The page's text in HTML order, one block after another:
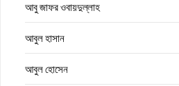
আবু জাফর ওবায়দুল্লাহ
আবুল হাসান
আবুল হোসেন